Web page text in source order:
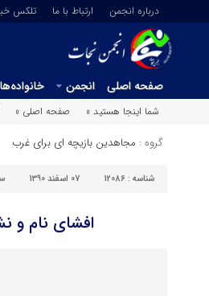
درباره انجمن ارتباط با ما تلکس
صفحه اصلی انجمن خانواده‌ها
شما اینجا هستید »
صفحه اصلی »
گروه : مجاهدین بازیچه ای برای غرب
شناسه : 12086 07 اسفند 1390
افشای نام و